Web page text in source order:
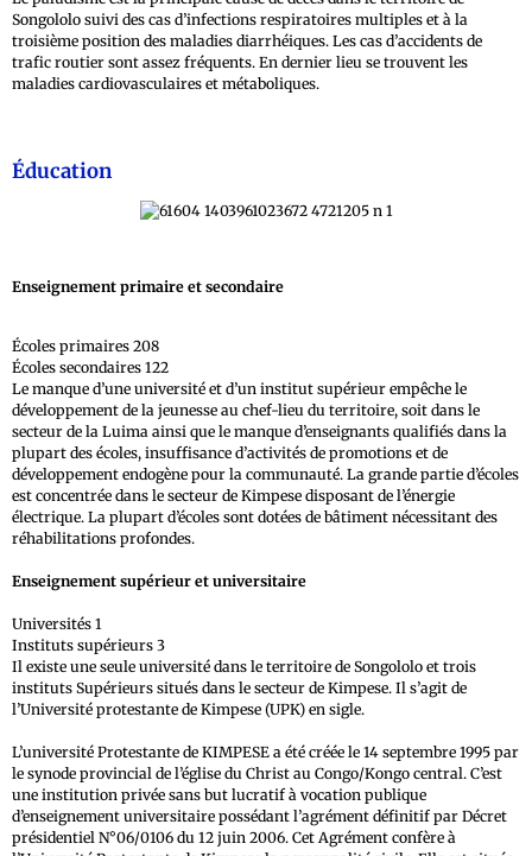
Songololo suivi des cas d’infections respiratoires multiples et à la
troisième position des maladies diarrhéiques. Les cas d’accidents de
trafic routier sont assez fréquents. En dernier lieu se trouvent les
maladies cardiovasculaires et métaboliques.
Éducation
Enseignement primaire et secondaire
Écoles primaires 208
Écoles secondaires 122
Le manque d’une université et d’un institut supérieur empêche le
développement de la jeunesse au chef-lieu du territoire, soit dans le
secteur de la Luima ainsi que le manque d’enseignants qualifiés dans la
plupart des écoles, insuffisance d’activités de promotions et de
développement endogène pour la communauté. La grande partie d’écoles
est concentrée dans le secteur de Kimpese disposant de l’énergie
électrique. La plupart d’écoles sont dotées de bâtiment nécessitant des
réhabilitations profondes.
Enseignement supérieur et universitaire
Universités 1
Instituts supérieurs 3
Il existe une seule université dans le territoire de Songololo et trois
instituts Supérieurs situés dans le secteur de Kimpese. Il s’agit de
l’Université protestante de Kimpese (UPK) en sigle.
L’université Protestante de KIMPESE a été créée le 14 septembre 1995 par
le synode provincial de l’église du Christ au Congo/Kongo central. C’est
une institution privée sans but lucratif à vocation publique
d’enseignement universitaire possédant l’agrément définitif par Décret
présidentiel N°06/0106 du 12 juin 2006. Cet Agrément confère à